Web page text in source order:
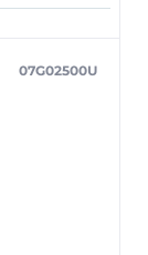
07G02500U